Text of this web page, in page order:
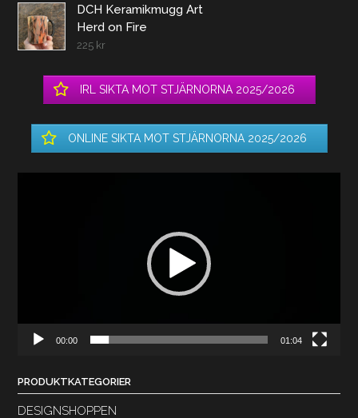
DCH Keramikmugg Art
Herd on Fire
225 kr
IRL SIKTA MOT STJÄRNORNA 2025/2026
ONLINE SIKTA MOT STJÄRNORNA 2025/2026
00:00 01:04
PRODUKTKATEGORIER
DESIGNSHOPPEN